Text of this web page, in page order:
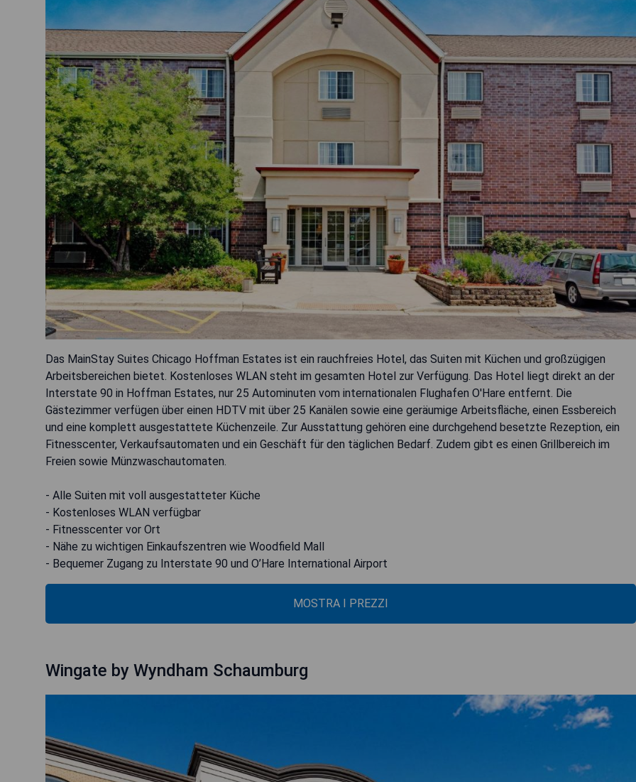
Das MainStay Suites Chicago Hoffman Estates ist ein rauchfreies Hotel, das Suiten mit Küchen und großzügigen
Arbeitsbereichen bietet. Kostenloses WLAN steht im gesamten Hotel zur Verfügung. Das Hotel liegt direkt an der
Interstate 90 in Hoffman Estates, nur 25 Autominuten vom internationalen Flughafen O'Hare entfernt. Die
Gästezimmer verfügen über einen HDTV mit über 25 Kanälen sowie eine geräumige Arbeitsfläche, einen Essbereich
und eine komplett ausgestattete Küchenzeile. Zur Ausstattung gehören eine durchgehend besetzte Rezeption, ein
Fitnesscenter, Verkaufsautomaten und ein Geschäft für den täglichen Bedarf. Zudem gibt es einen Grillbereich im
Freien sowie Münzwaschautomaten.
- Alle Suiten mit voll ausgestatteter Küche
- Kostenloses WLAN verfügbar
- Fitnesscenter vor Ort
- Nähe zu wichtigen Einkaufszentren wie Woodfield Mall
- Bequemer Zugang zu Interstate 90 und O’Hare International Airport
MOSTRA I PREZZI
Wingate by Wyndham Schaumburg